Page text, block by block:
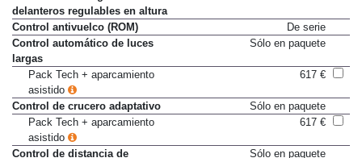
Cinturones de seguridad
delanteros regulables en altura
Control antivuelco (ROM)
De serie
Control automático de luces
largas
Pack Tech + aparcamiento
asistido
Control de crucero adaptativo
Sólo en paquete
Pack Tech + aparcamiento
asistido